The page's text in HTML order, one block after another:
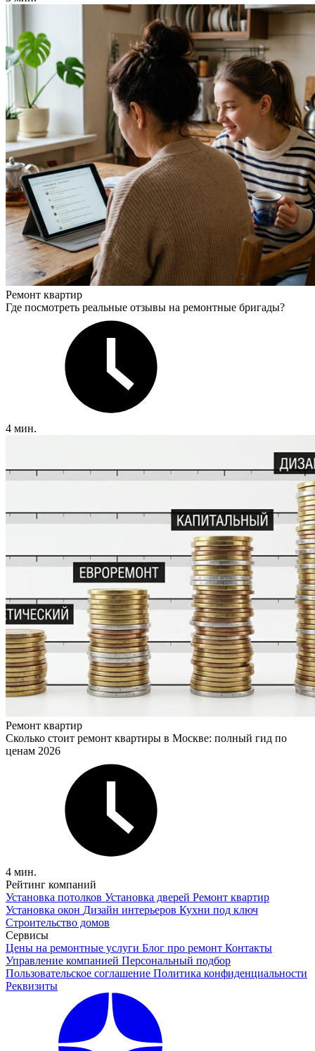
Ремонт квартир
Где посмотреть реальные отзывы на ремонтные бригады?
4 мин.
Ремонт квартир
Сколько стоит ремонт квартиры в Москве: полный гид по
ценам 2026
4 мин.
Рейтинг компаний
Установка потолков Установка дверей Ремонт квартир
Установка окон Дизайн интерьеров Кухни под ключ
Строительство домов
Сервисы
Цены на ремонтные услуги Блог про ремонт Контакты
Управление компанией Персональный подбор
Пользовательское соглашение Политика конфиденциальности
Реквизиты